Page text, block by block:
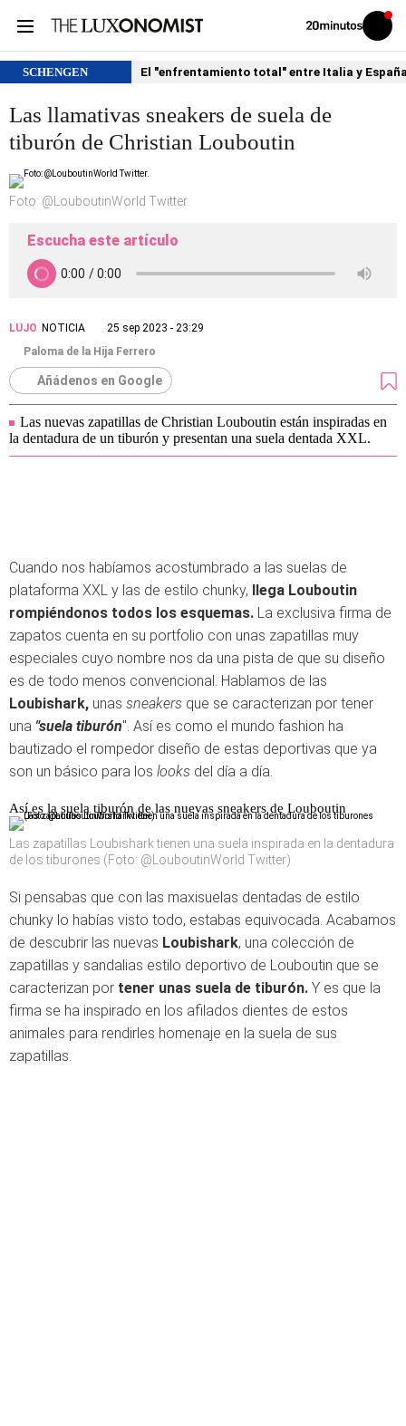
Volver
Iniciar
sesión
SCHENGEN El "enfrentamiento total" entre Italia y
Las llamativas sneakers de suela de
tiburón de Christian Louboutin
Foto: @LouboutinWorld Twitter.
Escucha este artículo
LUJO NOTICIA
25 sep 2023 - 23:29
Paloma de la Hija Ferrero
Añádenos en Google
Las nuevas zapatillas de Christian Louboutin están inspiradas en
la dentadura de un tiburón y presentan una suela dentada XXL.
Cuando nos habíamos acostumbrado a las suelas de
plataforma XXL y las de estilo chunky, llega Louboutin
rompiéndonos todos los esquemas. La exclusiva firma de
zapatos cuenta en su portfolio con unas zapatillas muy
especiales cuyo nombre nos da una pista de que su diseño
es de todo menos convencional. Hablamos de las
Loubishark, unas sneakers que se caracterizan por tener
una "suela tiburón". Así es como el mundo fashion ha
bautizado el rompedor diseño de estas deportivas que ya
son un básico para los looks del día a día.
Así es la suela tiburón de las nuevas sneakers de Louboutin
Las zapatillas Loubishark tienen una suela inspirada en la dentadura
de los tiburones (Foto: @LouboutinWorld Twitter)
Si pensabas que con las maxisuelas dentadas de estilo
chunky lo habías visto todo, estabas equivocada. Acabamos
de descubrir las nuevas Loubishark, una colección de
zapatillas y sandalias estilo deportivo de Louboutin que se
caracterizan por tener unas suela de tiburón. Y es que la
firma se ha inspirado en los afilados dientes de estos
animales para rendirles homenaje en la suela de sus
zapatillas.